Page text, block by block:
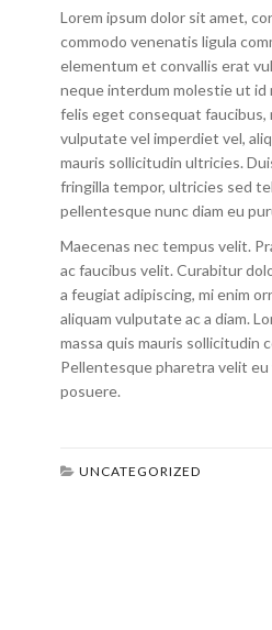
Lorem ipsum dolor sit amet,
commodo venenatis ligula
elementum et convallis erat
neque interdum molestie ut id
felis eget consequat faucibus,
vulputate vel imperdiet vel,
mauris sollicitudin ultricies.
fringilla tempor, ultricies sed
pellentesque nunc diam eu
Maecenas nec tempus velit.
ac faucibus velit. Curabitur
a feugiat adipiscing, mi enim
aliquam vulputate ac a diam.
massa quis mauris sollicitudin
Pellentesque pharetra velit
posuere.
UNCATEGORIZED